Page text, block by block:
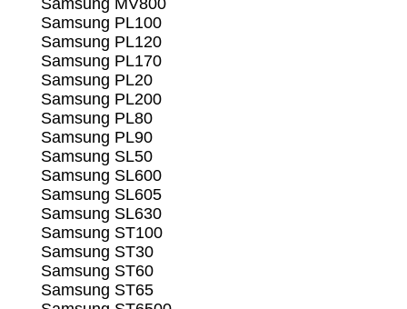
Samsung MV800
Samsung PL100
Samsung PL120
Samsung PL170
Samsung PL20
Samsung PL200
Samsung PL80
Samsung PL90
Samsung SL50
Samsung SL600
Samsung SL605
Samsung SL630
Samsung ST100
Samsung ST30
Samsung ST60
Samsung ST65